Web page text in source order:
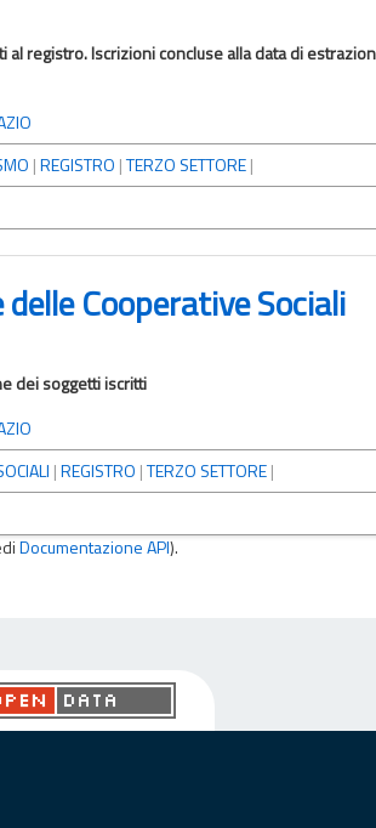
al registro. Iscrizioni concluse alla data di
|REGISTRO |TERZO SETTORE |
Cooperative Sociali
dei soggetti iscritti
|REGISTRO |TERZO SETTORE |
Documentazione API).